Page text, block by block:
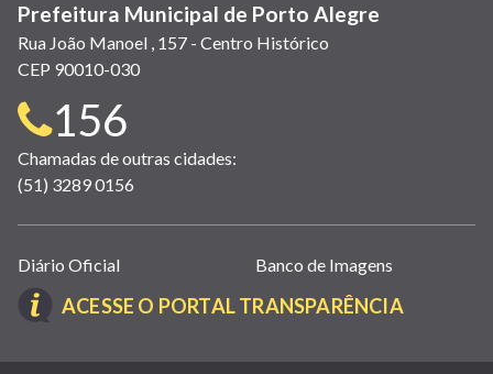
Prefeitura Municipal de Porto Alegre
Rua João Manoel , 157 - Centro Histórico
CEP 90010-030
Telefone
para
contato:
156
Chamadas de outras cidades:
(51) 3289 0156
Links
úteis
(abrem
nova
Diário Oficial Banco de Imagens
ACESSE O PORTAL TRANSPARÊNCIA(LINK
EM